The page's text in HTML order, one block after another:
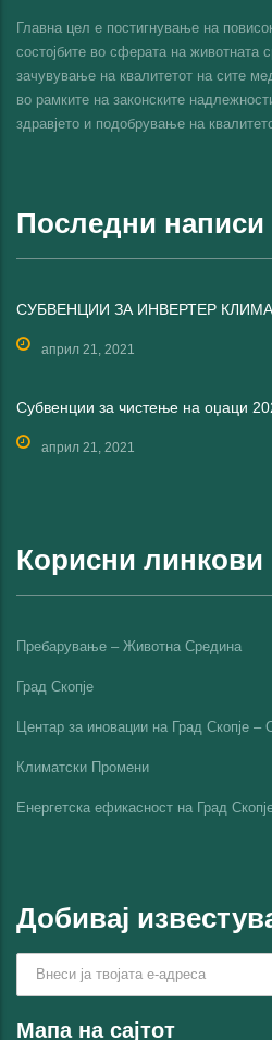
Главна цел е постигнување на
состојбите во сферата на животната
зачувување на квалитетот на сите
во рамките на законските
здравјето и подобрување на
Последни написи
СУБВЕНЦИИ ЗА ИНВЕРТЕР
април 21, 2021
Субвенции за чистење на оџаци
април 21, 2021
Корисни линкови
Пребарување – Животна Средина
Град Скопје
Центар за иновации на Град Скопје –
Климатски Промени
Енергетска ефикасност на Град
Добивај
Мапа на сајтот